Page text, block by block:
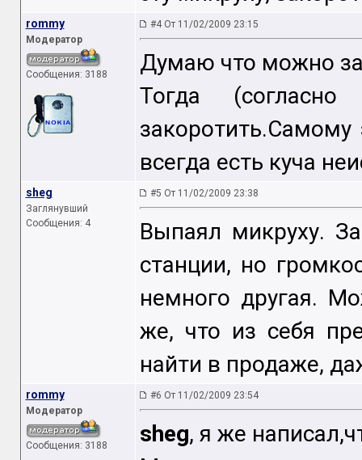
rommy
Модератор
Сообщения: 3188
#4 От 11/02/2009 23:15
Думаю что можно
Тогда
закоротить.Самому
всегда есть куча
sheg
Заглянувший
Сообщения: 4
#5 От 11/02/2009 23:38
Выпаял микруху.
станции, но
немного другая.
же, что из себя
найти в продаже,
rommy
Модератор
Сообщения: 3188
#6 От 11/02/2009 23:54
sheg, я же